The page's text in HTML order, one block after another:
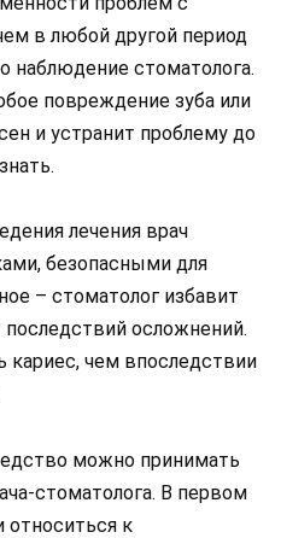
в любой другой период
наблюдение стоматолога.
повреждение зуба или
и устранит проблему до
лечения врач
безопасными для
– стоматолог избавит
последствий осложнений.
чем впоследствии
можно принимать
стоматолога. В первом
относиться к